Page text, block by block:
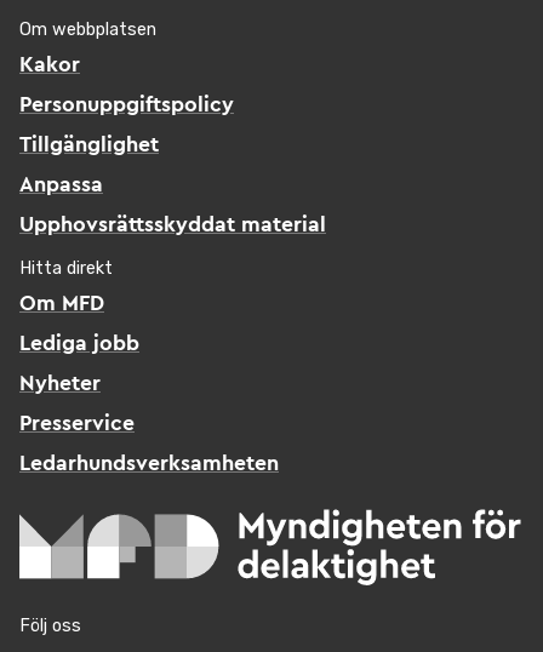
Om webbplatsen
Kakor
Personuppgiftspolicy
Tillgänglighet
Anpassa
Upphovsrättsskyddat material
Hitta direkt
Om MFD
Lediga jobb
Nyheter
Presservice
Ledarhundsverksamheten
Följ oss